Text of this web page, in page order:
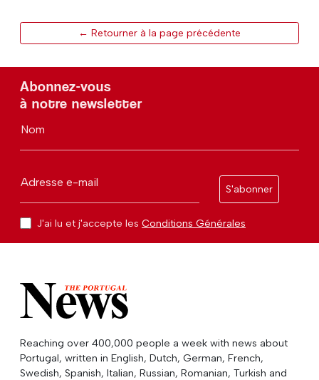
← Retourner à la page précédente
Abonnez-vous
à notre newsletter
Nom
Adresse e-mail
S'abonner
J'ai lu et j'accepte les Conditions Générales
Reaching over 400,000 people a week with news about
Portugal, written in English, Dutch, German, French,
Swedish, Spanish, Italian, Russian, Romanian, Turkish and